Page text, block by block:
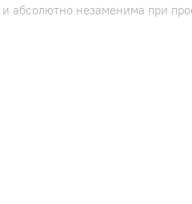
абсолютно незаменима при